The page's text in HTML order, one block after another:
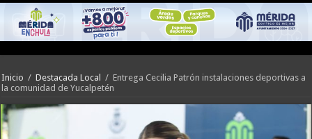
Inicio / Destacada Local / Entrega Cecilia Patrón instalaciones deportivas a
la comunidad de Yucalpetén